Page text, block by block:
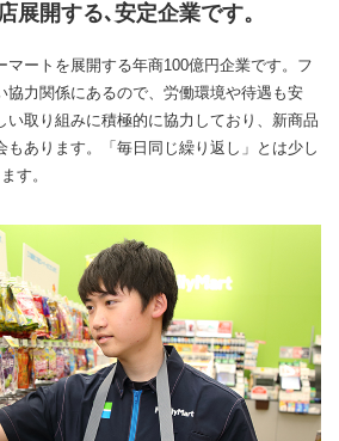
展開する､安定企業です。
マートを展開する年商100億円企業です。フ
協力関係にあるので、労働環境や待遇も安
い取り組みに積極的に協力しており、新商品
もあります。「毎日同じ繰り返し」とは少し
す。